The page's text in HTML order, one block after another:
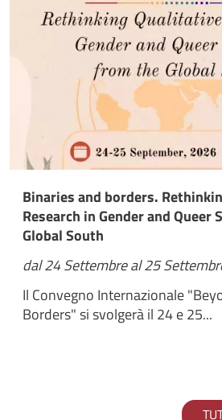
Binaries and borders.
Research in Gender and
Global South
dal 24 Settembre al 25
Il Convegno Internazionale
Borders" si svolgerà il 24 e 25...